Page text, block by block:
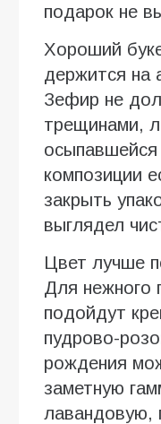
подарок не
Хороший
держится на
Зефир не
трещинами,
композиции
закрыть
выглядел
Цвет лучше
Для нежного
подойдут
пудрово-
рождения
заметную
лавандовую,